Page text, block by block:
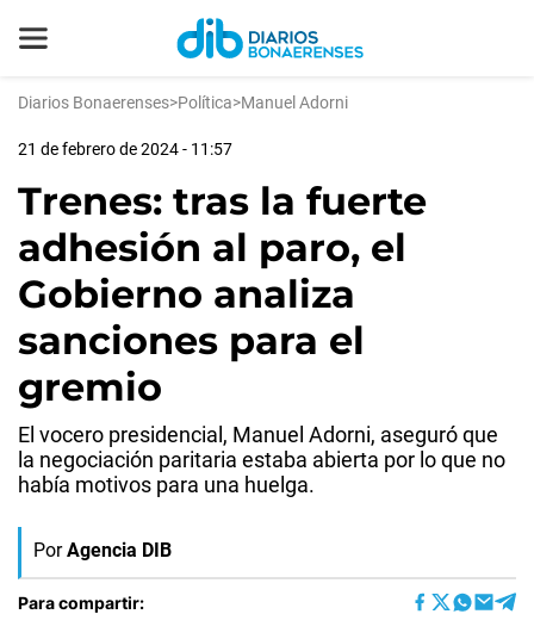
Diarios Bonaerenses>Política>Manuel Adorni
21 de febrero de 2024 - 11:57
Trenes: tras la fuerte
adhesión al paro, el
Gobierno analiza
sanciones para el
gremio
El vocero presidencial, Manuel Adorni, aseguró que
la negociación paritaria estaba abierta por lo que no
había motivos para una huelga.
Por Agencia DIB
Para compartir: